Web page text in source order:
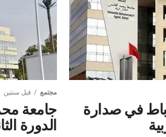
في صدارة
مجتمع قبل سنتين
جامعة
الدورة